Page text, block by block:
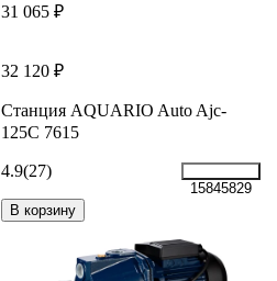
31 065 ₽
32 120 ₽
Станция AQUARIO Auto Ajc-
125C 7615
4.9(27)
15845829
В корзину